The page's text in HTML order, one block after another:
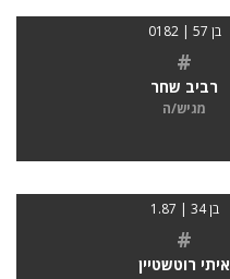
בן 57 | 0182
#
רביב שחר
מגיש/ה
בן 34 | 1.87
#
איתי רוטשטיין